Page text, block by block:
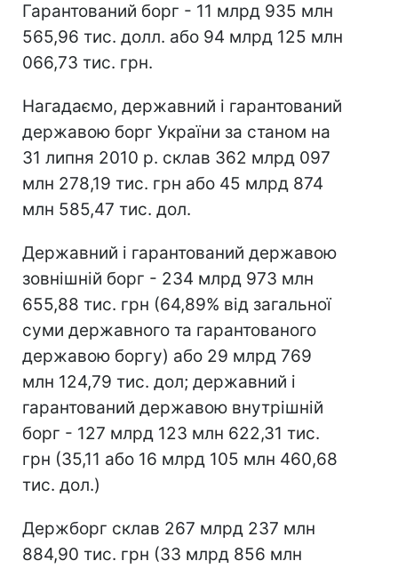
Гарантований борг - 11 млрд 935 млн
565,96 тис. долл. або 94 млрд 125 млн
066,73 тис. грн.
Нагадаємо, державний і гарантований
державою борг України за станом на
31 липня 2010 р. склав 362 млрд 097
млн 278,19 тис. грн або 45 млрд 874
млн 585,47 тис. дол.
Державний і гарантований державою
зовнішній борг - 234 млрд 973 млн
655,88 тис. грн (64,89% від загальної
суми державного та гарантованого
державою боргу) або 29 млрд 769
млн 124,79 тис. дол; державний і
гарантований державою внутрішній
борг - 127 млрд 123 млн 622,31 тис.
грн (35,11 або 16 млрд 105 млн 460,68
тис. дол.)
Держборг склав 267 млрд 237 млн
884,90 тис. грн (33 млрд 856 млн